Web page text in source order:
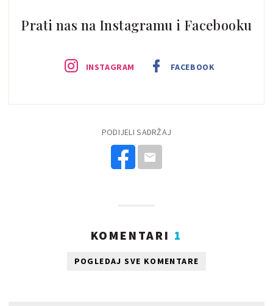
Prati nas na Instagramu i Facebooku
INSTAGRAM FACEBOOK
PODIJELI SADRŽAJ
KOMENTARI 1
POGLEDAJ SVE KOMENTARE